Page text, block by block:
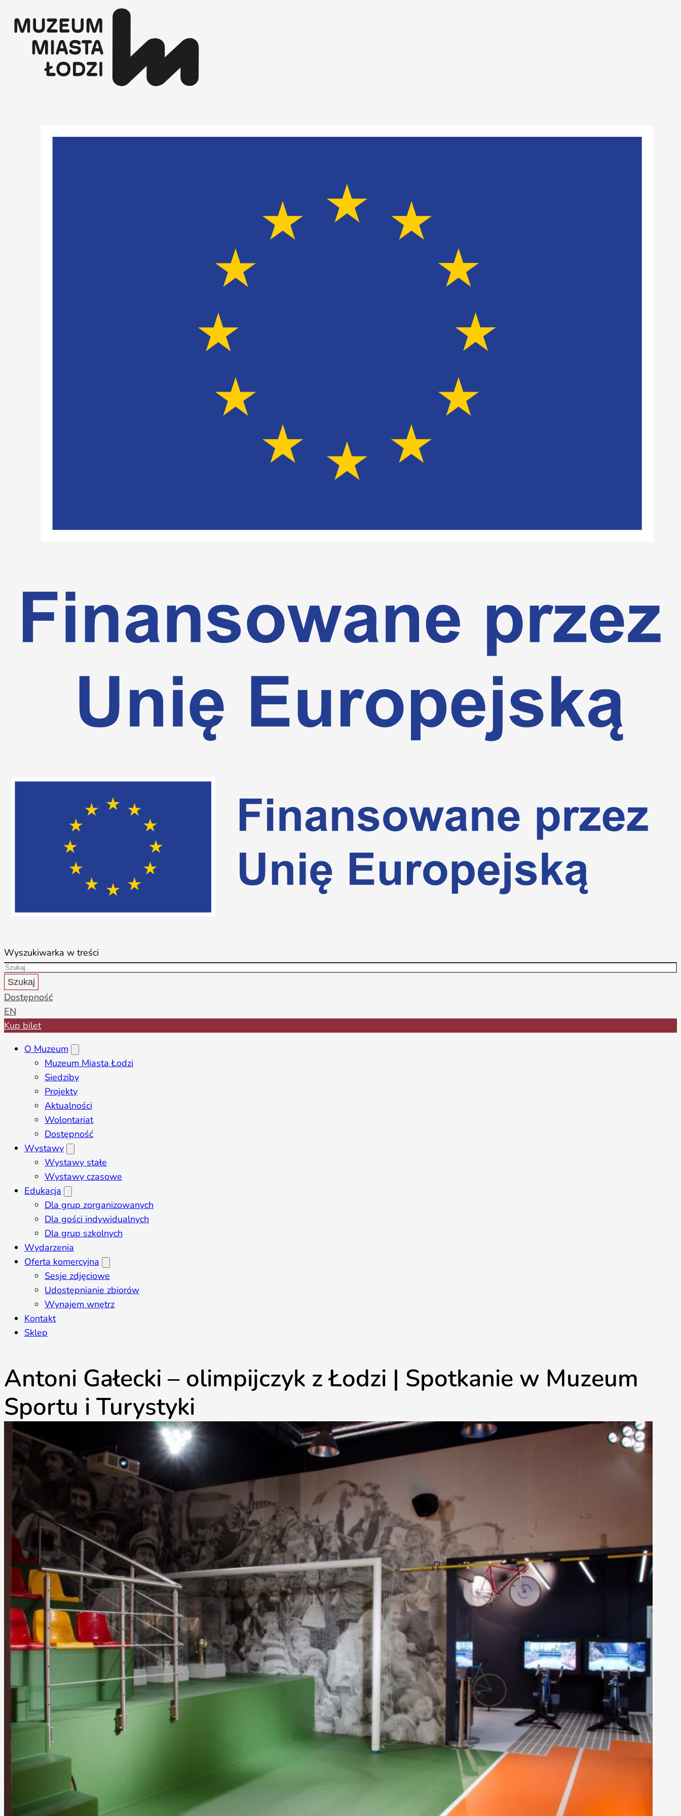
Wyszukiwarka w treści
Szukaj
Dostępność
EN
Kup bilet
O Muzeum
Muzeum Miasta Łodzi
Siedziby
Projekty
Aktualności
Wolontariat
Dostępność
Wystawy
Wystawy stałe
Wystawy czasowe
Edukacja
Dla grup zorganizowanych
Dla gości indywidualnych
Dla grup szkolnych
Wydarzenia
Oferta komercyjna
Sesje zdjęciowe
Udostępnianie zbiorów
Wynajem wnętrz
Kontakt
Sklep
Antoni Gałecki – olimpijczyk z Łodzi | Spotkanie w Muzeum
Sportu i Turystyki